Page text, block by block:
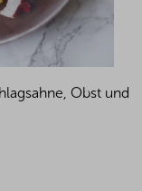
Obst und